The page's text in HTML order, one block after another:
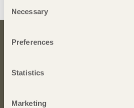
Selection
Necessary
Preferences
Statistics
Marketing
Bli inspirerad och lär
Anmäl dig här för att få
seminarier och Svenskt Träs